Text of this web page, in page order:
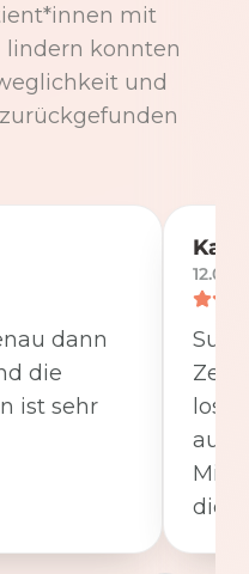
mit
lindern konnten
und
dann
die
ist sehr
Zeit
die